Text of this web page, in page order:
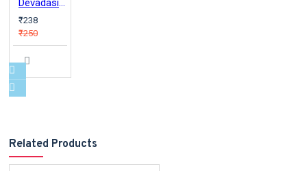
Devadasi system in Mediveval Tamilnadu
₹238
₹250
Related Products